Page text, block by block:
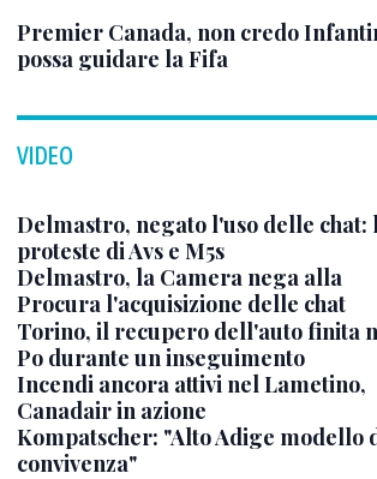
Premier Canada, non credo
possa guidare la Fifa
VIDEO
Delmastro, negato l'uso delle chat:
proteste di Avs e M5s
Delmastro, la Camera nega alla
Procura l'acquisizione delle chat
Torino, il recupero dell'auto finita
Po durante un inseguimento
Incendi ancora attivi nel Lametino,
Canadair in azione
Kompatscher: "Alto Adige modello
convivenza"